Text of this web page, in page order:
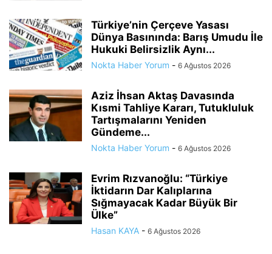
Türkiye’nin Çerçeve Yasası
Dünya Basınında: Barış Umudu İle
Hukuki Belirsizlik Aynı...
Nokta Haber Yorum - 6 Ağustos 2026
Aziz İhsan Aktaş Davasında
Kısmi Tahliye Kararı, Tutukluluk
Tartışmalarını Yeniden
Gündeme...
Nokta Haber Yorum - 6 Ağustos 2026
Evrim Rızvanoğlu: “Türkiye
İktidarın Dar Kalıplarına
Sığmayacak Kadar Büyük Bir
Ülke”
Hasan KAYA - 6 Ağustos 2026